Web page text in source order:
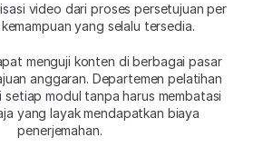
video dari proses persetujuan per
yang selalu tersedia.
menguji konten di berbagai pasar
anggaran. Departemen pelatihan
setiap modul tanpa harus membatasi
yang layak mendapatkan biaya
penerjemahan.